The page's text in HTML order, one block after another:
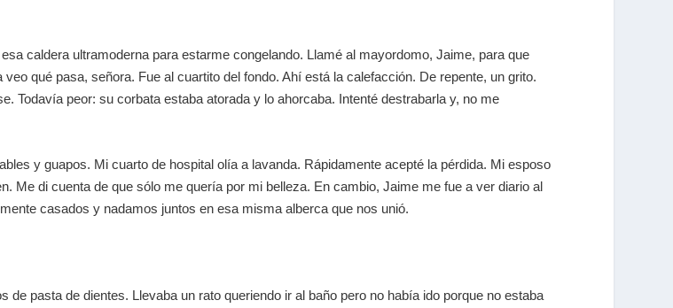
caldera ultramoderna para estarme congelando. Llamé al mayordomo, Jaime, para que
qué pasa, señora. Fue al cuartito del fondo. Ahí está la calefacción. De repente, un grito.
Todavía peor: su corbata estaba atorada y lo ahorcaba. Intenté destrabarla y, no me
y guapos. Mi cuarto de hospital olía a lavanda. Rápidamente acepté la pérdida. Mi esposo
Me di cuenta de que sólo me quería por mi belleza. En cambio, Jaime me fue a ver diario al
casados y nadamos juntos en esa misma alberca que nos unió.
pasta de dientes. Llevaba un rato queriendo ir al baño pero no había ido porque no estaba